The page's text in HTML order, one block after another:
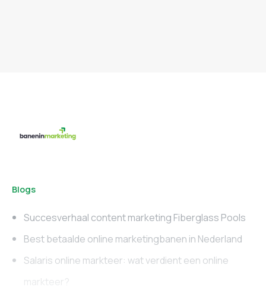
Blogs
Succesverhaal content marketing Fiberglass Pools
Best betaalde online marketingbanen in Nederland
Salaris online markteer: wat verdient een online
markteer?